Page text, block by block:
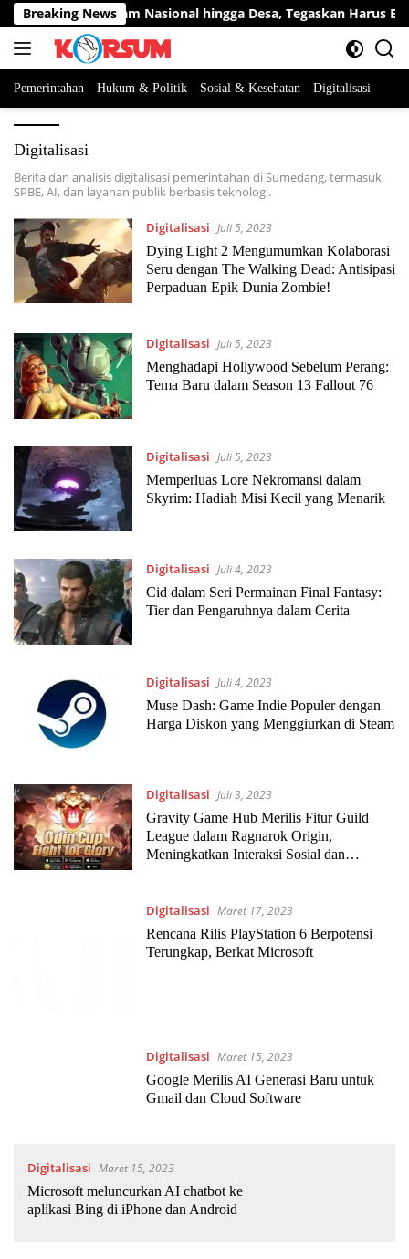
Langsung
ke
konten
Breaking News
Kawal Program Nasional hingga Desa, Tegaskan Harus
Pemerintahan Hukum & Politik Sosial & Kesehatan Digitalisasi
Digitalisasi
Berita dan analisis digitalisasi pemerintahan di Sumedang, termasuk
SPBE, AI, dan layanan publik berbasis teknologi.
Digitalisasi Juli 5, 2023
Dying Light 2 Mengumumkan Kolaborasi
Seru dengan The Walking Dead: Antisipasi
Perpaduan Epik Dunia Zombie!
Digitalisasi Juli 5, 2023
Menghadapi Hollywood Sebelum Perang:
Tema Baru dalam Season 13 Fallout 76
Digitalisasi Juli 5, 2023
Memperluas Lore Nekromansi dalam
Skyrim: Hadiah Misi Kecil yang Menarik
Digitalisasi Juli 4, 2023
Cid dalam Seri Permainan Final Fantasy:
Tier dan Pengaruhnya dalam Cerita
Digitalisasi Juli 4, 2023
Muse Dash: Game Indie Populer dengan
Harga Diskon yang Menggiurkan di Steam
Digitalisasi Juli 3, 2023
Gravity Game Hub Merilis Fitur Guild
League dalam Ragnarok Origin,
Meningkatkan Interaksi Sosial dan
Digitalisasi Maret 17, 2023
Rencana Rilis PlayStation 6 Berpotensi
Terungkap, Berkat Microsoft
Digitalisasi Maret 15, 2023
Google Merilis AI Generasi Baru untuk
Gmail dan Cloud Software
Digitalisasi Maret 15, 2023
Microsoft meluncurkan AI chatbot ke
aplikasi Bing di iPhone dan Android